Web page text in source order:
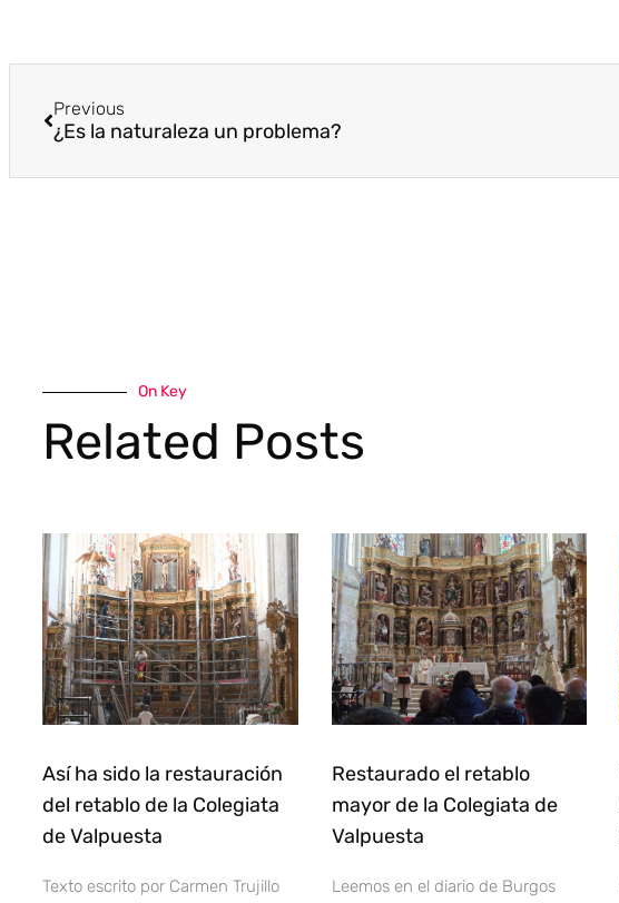
Previous
¿Es la naturaleza un problema?
On Key
Related Posts
Así ha sido la restauración
del retablo de la Colegiata
de Valpuesta
Texto escrito por Carmen Trujillo
Restaurado el retablo
mayor de la Colegiata de
Valpuesta
Leemos en el diario de Burgos